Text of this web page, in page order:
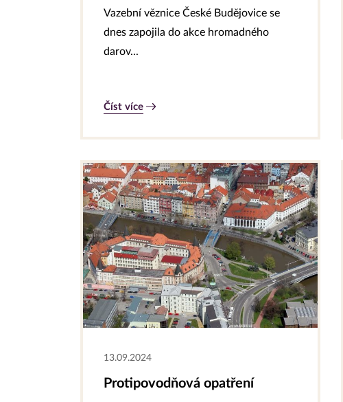
Vazební věznice České Budějovice se
dnes zapojila do akce hromadného
darov...
Číst více
13.09.2024
Protipovodňová opatření